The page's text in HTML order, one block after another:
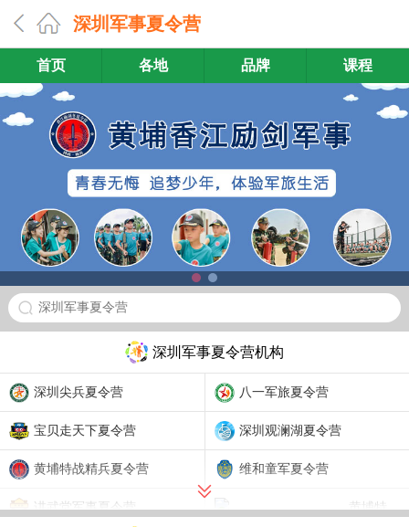
深圳军事夏令营
首页 各地 品牌 课程
深圳军事夏令营
深圳军事夏令营机构
深圳尖兵夏令营 八一军旅夏令营
宝贝走天下夏令营 深圳观澜湖夏令营
黄埔特战精兵夏令营 维和童军夏令营
讲武堂军事夏令营 黄埔特战精兵夏令营